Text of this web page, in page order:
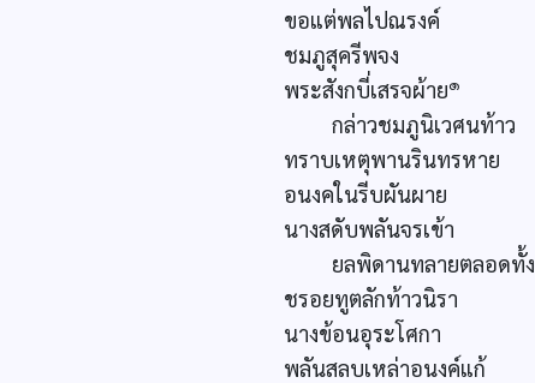
ขอแต่พลไปณรงค์
ชมภูสุครีพจง
พระสังกบี่เสรจผ้าย๑
กล่าวชมภูนิเวศนท้าว
ทราบเหตุพานรินทรหาย
อนงคในรีบผันผาย
นางสดับพลันจรเข้า
ยลพิดานทลายตลอดทั้ง
ชรอยทูตลักท้าวนิรา
นางข้อนอุระโศกา
พลันสลบเหล่าอนงค์แก้